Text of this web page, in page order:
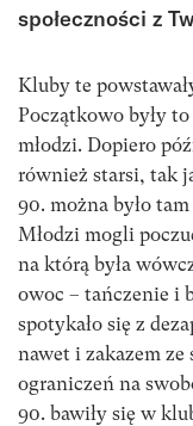
społeczności z
Kluby te
Początkowo były
młodzi. Dopiero
również starsi, tak
90. można było
Młodzi mogli
na którą była
owoc – tańczenie i
spotykało się z
nawet i zakazem ze
ograniczeń na
90. bawiły się w